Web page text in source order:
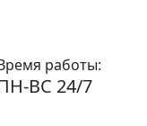
работы:
ВС 24/7